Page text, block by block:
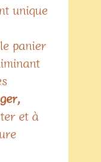
unique
panier
et à